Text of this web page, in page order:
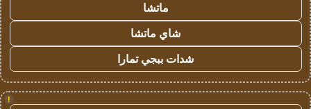
ماتشا
شاي ماتشا
شدات ببجي تمارا
!